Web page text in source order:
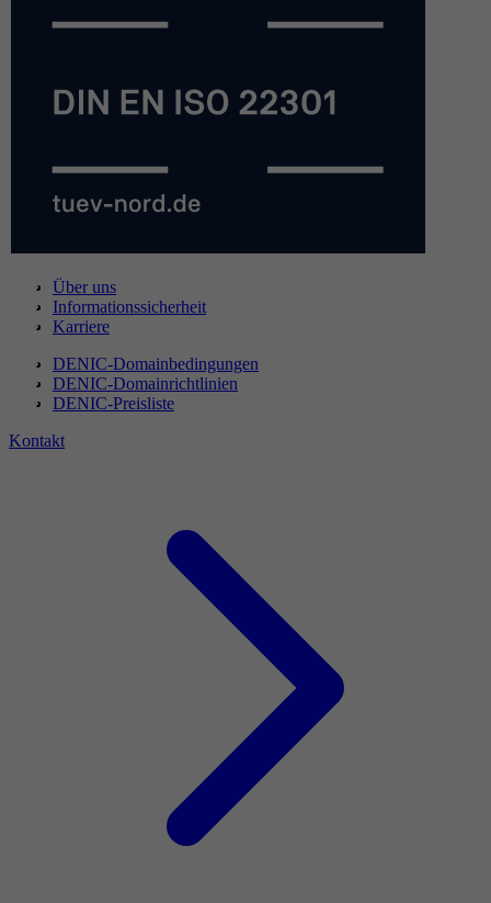
Über uns
Informationssicherheit
Karriere
DENIC-Domainbedingungen
DENIC-Domainrichtlinien
DENIC-Preisliste
Kontakt